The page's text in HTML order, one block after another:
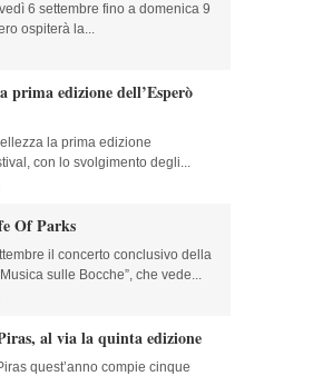
6 settembre fino a domenica 9
ospiterà la...
prima edizione dell’Esperò
la prima edizione
con lo svolgimento degli...
Of Parks
il concerto conclusivo della
sulle Bocche”, che vede...
al via la quinta edizione
quest’anno compie cinque